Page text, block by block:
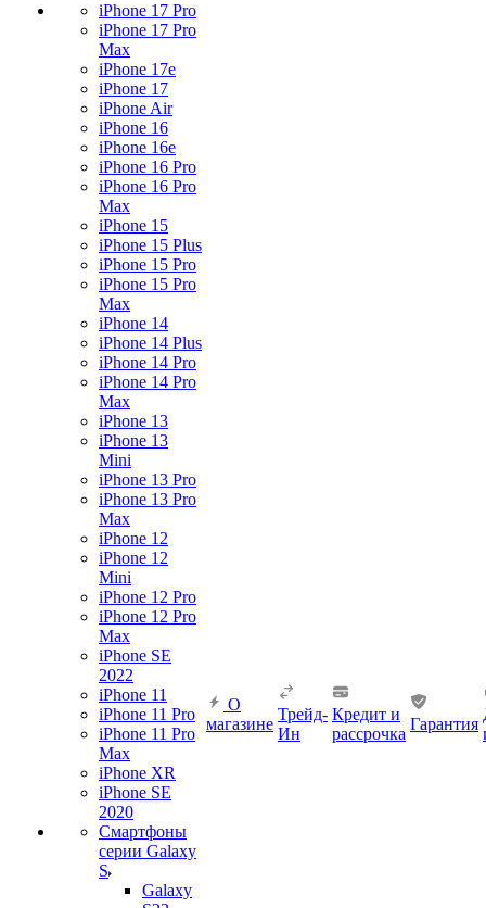
iPhone 17 Pro
iPhone 17 Pro
Max
iPhone 17e
iPhone 17
iPhone Air
iPhone 16
iPhone 16e
iPhone 16 Pro
iPhone 16 Pro
Max
iPhone 15
iPhone 15 Plus
iPhone 15 Pro
iPhone 15 Pro
Max
iPhone 14
iPhone 14 Plus
iPhone 14 Pro
iPhone 14 Pro
Max
iPhone 13
iPhone 13
Mini
iPhone 13 Pro
iPhone 13 Pro
Max
iPhone 12
iPhone 12
Mini
iPhone 12 Pro
iPhone 12 Pro
Max
iPhone SE
2022
iPhone 11
iPhone 11 Pro
iPhone 11 Pro
Max
iPhone XR
iPhone SE
2020
Смартфоны
серии Galaxy
S
Galaxy
О
магазине
Трейд-
Ин
Кредит и
рассрочка
Гарантия